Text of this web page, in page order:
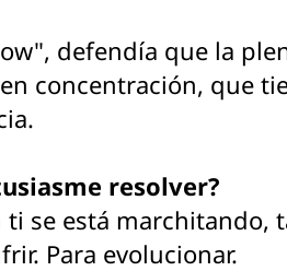
defendía que la
concentración, que
resolver?
se está marchitando,
Para evolucionar.